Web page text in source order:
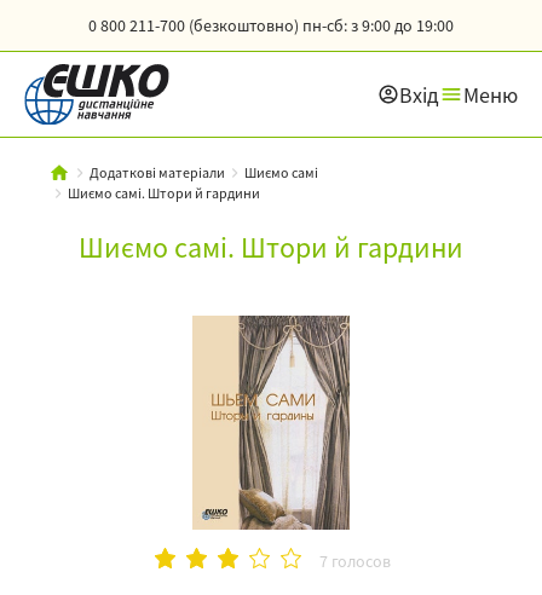
0 800 211-700 (безкоштовно) пн-сб: з 9:00 до 19:00
Вхід Меню
Додаткові матеріали
Шиємо самі
Шиємо самі. Штори й гардини
Шиємо самі. Штори й гардини
7 голосов